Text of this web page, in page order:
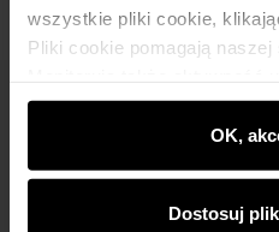
wszystkie pliki cookie,
Pliki cookie pomagają naszej
wyświetlać im dopasowane
rekomendacje oraz
najnowszych promocjach w
partnerom
OK,
Dostosuj